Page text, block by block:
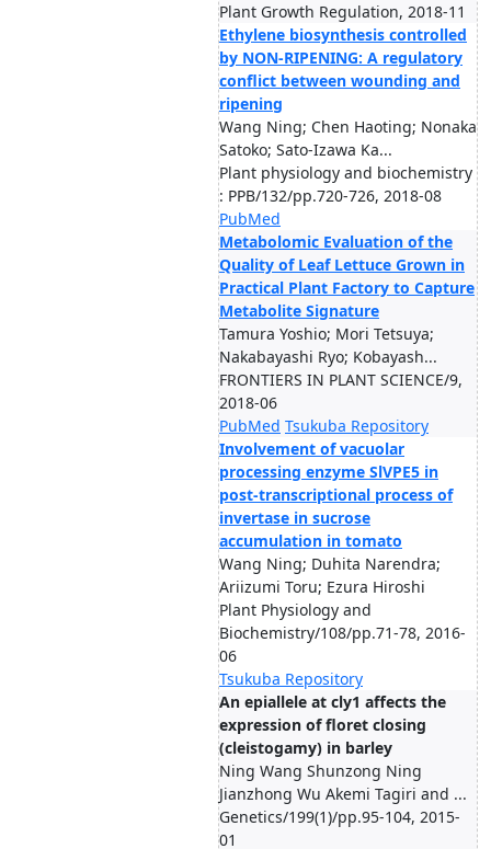
Plant Growth Regulation, 2018-11
Ethylene biosynthesis controlled
by NON-RIPENING: A regulatory
conflict between wounding and
ripening
Wang Ning; Chen Haoting; Nonaka
Satoko; Sato-Izawa Ka...
Plant physiology and biochemistry
: PPB/132/pp.720-726, 2018-08
PubMed
Metabolomic Evaluation of the
Quality of Leaf Lettuce Grown in
Practical Plant Factory to Capture
Metabolite Signature
Tamura Yoshio; Mori Tetsuya;
Nakabayashi Ryo; Kobayash...
FRONTIERS IN PLANT SCIENCE/9,
2018-06
PubMed Tsukuba Repository
Involvement of vacuolar
processing enzyme SlVPE5 in
post-transcriptional process of
invertase in sucrose
accumulation in tomato
Wang Ning; Duhita Narendra;
Ariizumi Toru; Ezura Hiroshi
Plant Physiology and
Biochemistry/108/pp.71-78, 2016-
06
Tsukuba Repository
An epiallele at cly1 affects the
expression of floret closing
(cleistogamy) in barley
Ning Wang Shunzong Ning
Jianzhong Wu Akemi Tagiri and ...
Genetics/199(1)/pp.95-104, 2015-
01